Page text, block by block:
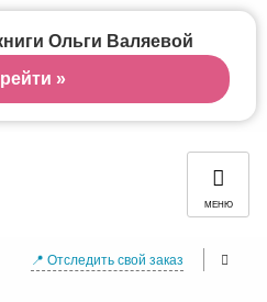
МЕНЮ
📍 Отследить свой заказ
Ольги Валяевой
»